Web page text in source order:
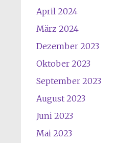
April 2024
März 2024
Dezember 2023
Oktober 2023
September 2023
August 2023
Juni 2023
Mai 2023